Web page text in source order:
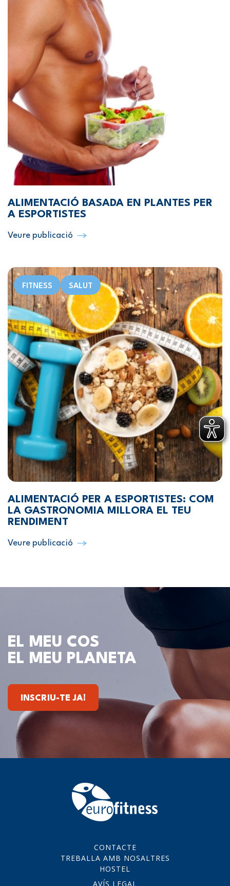
ALIMENTACIÓ BASADA EN PLANTES PER
A ESPORTISTES
Veure publicació
FITNESS SALUT
ALIMENTACIÓ PER A ESPORTISTES: COM
LA GASTRONOMIA MILLORA EL TEU
RENDIMENT
Veure publicació
EL MEU COS
EL MEU PLANETA
INSCRIU-TE JA!
CONTACTE
TREBALLA AMB NOSALTRES
HOSTEL
AVÍS LEGAL